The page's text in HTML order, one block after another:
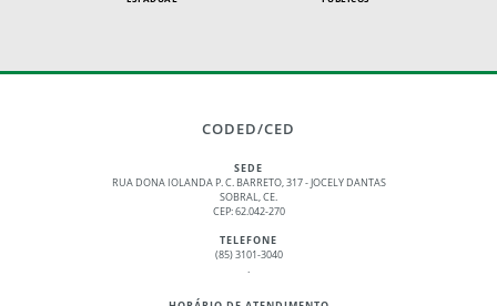
CODED/CED
SEDE
RUA DONA IOLANDA P. C. BARRETO, 317 - JOCELY DANTAS
SOBRAL, CE.
CEP: 62.042-270
TELEFONE
(85) 3101-3040